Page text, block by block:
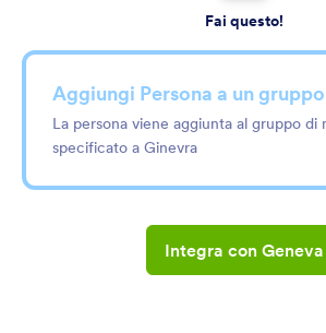
Fai questo!
Aggiungi Persona a un
La persona viene aggiunta al gruppo di
specificato a Ginevra
Integra con Geneva